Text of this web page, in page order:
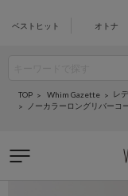
ベストヒット オトナ
TOP Whim Gazette レ
ノーカラーロングリバーコ